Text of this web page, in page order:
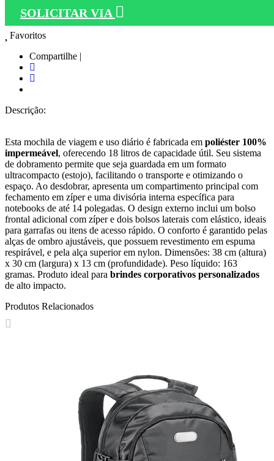
SOLICITAR VIA
Favoritos
Compartilhe |
Descrição:
Esta mochila de viagem e uso diário é fabricada em poliéster 100%
impermeável, oferecendo 18 litros de capacidade útil. Seu sistema
de dobramento permite que seja guardada em um formato
ultracompacto (estojo), facilitando o transporte e otimizando o
espaço. Ao desdobrar, apresenta um compartimento principal com
fechamento em zíper e uma divisória interna específica para
notebooks de até 14 polegadas. O design externo inclui um bolso
frontal adicional com zíper e dois bolsos laterais com elástico, ideais
para garrafas ou itens de acesso rápido. O conforto é garantido pelas
alças de ombro ajustáveis, que possuem revestimento em espuma
respirável, e pela alça superior em nylon. Dimensões: 38 cm (altura)
x 30 cm (largura) x 13 cm (profundidade). Peso líquido: 163
gramas. Produto ideal para brindes corporativos personalizados
de alto impacto.
Produtos Relacionados